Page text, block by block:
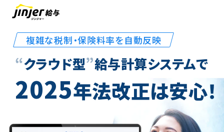
複雑な税制・保険料率を自動反映
“クラウド型”給与計算システムで
2025年法改正は安心！